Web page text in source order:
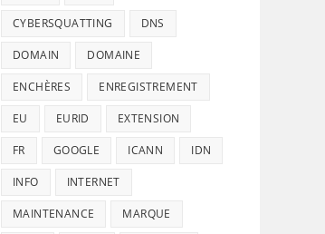
CYBERSQUATTING DNS
DOMAIN DOMAINE
ENCHÈRES ENREGISTREMENT
EU EURID EXTENSION
FR GOOGLE ICANN IDN
INFO INTERNET
MAINTENANCE MARQUE